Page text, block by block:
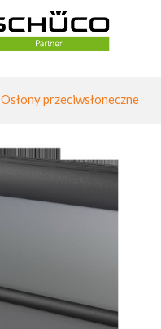
Osłony przeciwsłoneczne